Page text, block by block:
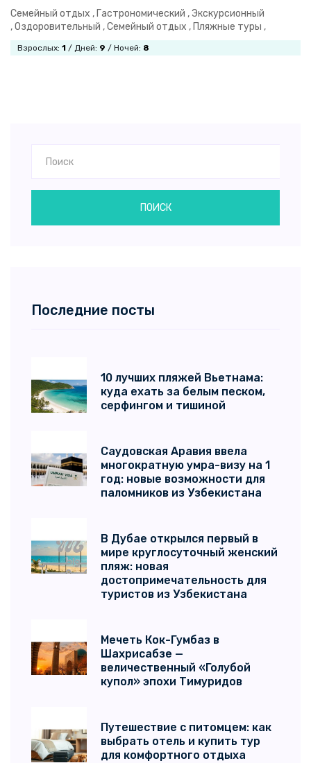
Семейный отдых , Гастрономический ,Экскурсионный
,Оздоровительный ,Семейный отдых , Пляжные туры ,
Взрослых: 1 / Дней: 9 / Ночей: 8
ПОИСК
Последние посты
10 лучших пляжей Вьетнама:
куда ехать за белым песком,
серфингом и тишиной
Саудовская Аравия ввела
многократную умра-визу на 1
год: новые возможности для
паломников из Узбекистана
В Дубае открылся первый в
мире круглосуточный женский
пляж: новая
достопримечательность для
туристов из Узбекистана
Мечеть Кок-Гумбаз в
Шахрисабзе —
величественный «Голубой
купол» эпохи Тимуридов
Путешествие с питомцем: как
выбрать отель и купить тур
для комфортного отдыха